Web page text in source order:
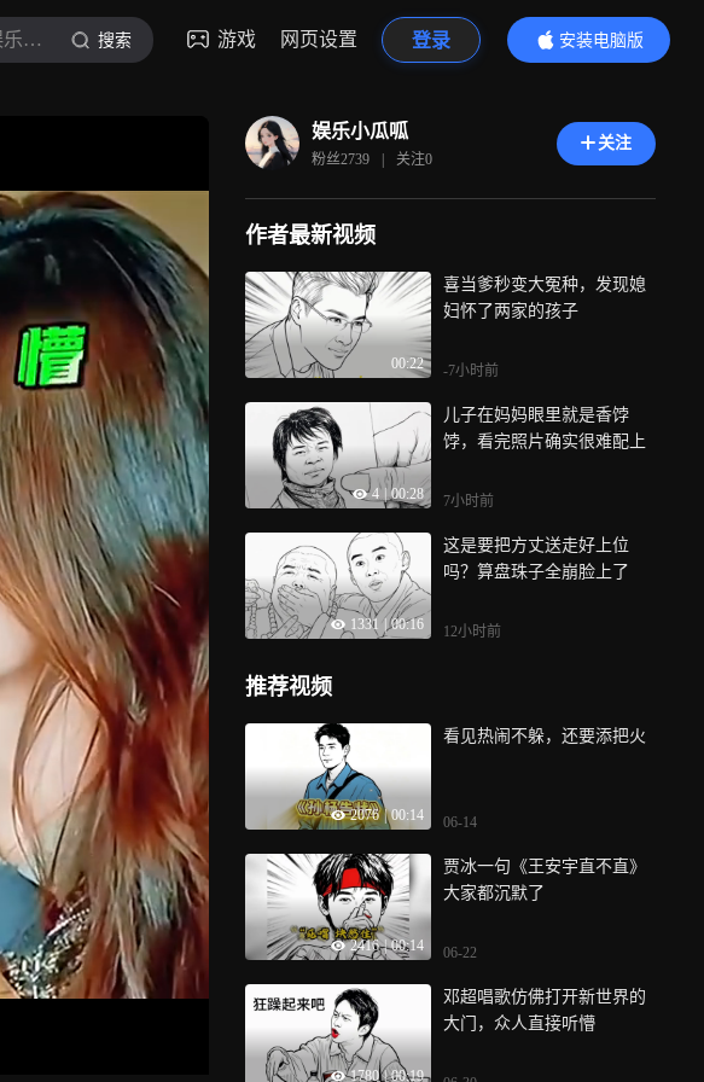
娱乐小瓜呱 搜索 游戏 网页设置 登录
安装电脑版
内容更精彩
娱乐小瓜呱
粉丝2739 | 关注0
关注
作者最新视频
00:22
喜当爹秒变大冤种，发现媳
妇怀了两家的孩子
-7小时前
4 00:28
儿子在妈妈眼里就是香饽
饽，看完照片确实很难配上
7小时前
1331 00:16
这是要把方丈送走好上位
吗？算盘珠子全崩脸上了
12小时前
推荐视频
2076 | 00:14
看见热闹不躲，还要添把火
06-14
2416 | 00:14
贾冰一句《王安宇直不直》
大家都沉默了
06-22
1780 | 00:19
邓超唱歌仿佛打开新世界的
大门，众人直接听懵